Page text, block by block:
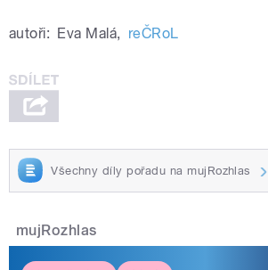
autoři: Eva Malá, reČRoL
Všechny díly pořadu na mujRozhlas
mujRozhlas